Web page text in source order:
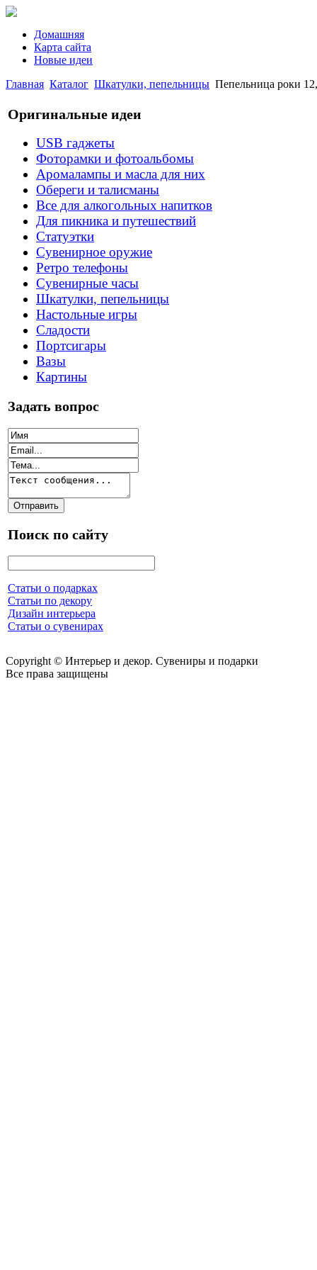
Домашняя
Карта сайта
Новые идеи
Главная Каталог Шкатулки, пепельницы Пепельница роки
Оригинальные идеи
USB гаджеты
Фоторамки и фотоальбомы
Аромалампы и масла для них
Обереги и талисманы
Все для алкогольных напитков
Для пикника и путешествий
Статуэтки
Сувенирное оружие
Ретро телефоны
Сувенирные часы
Шкатулки, пепельницы
Настольные игры
Сладости
Портсигары
Вазы
Картины
Задать вопрос
Поиск по сайту
Статьи о подарках
Статьи по декору
Дизайн интерьера
Статьи о сувенирах
Copyright © Интерьер и декор. Сувениры и подарки
Все права защищены